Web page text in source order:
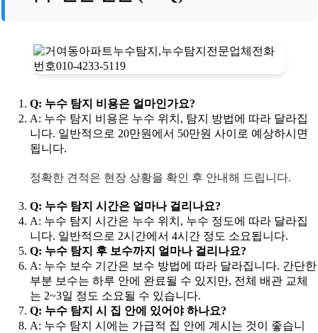
Q: 누수 탐지 비용은 얼마인가요?
A: 누수 탐지 비용은 누수 위치, 탐지 방법에 따라 달라집
니다. 일반적으로 20만원에서 50만원 사이로 예상하시면
됩니다.
정확한 견적은 현장 상황을 확인 후 안내해 드립니다.
Q: 누수 탐지 시간은 얼마나 걸리나요?
A: 누수 탐지 시간은 누수 위치, 누수 정도에 따라 달라집
니다. 일반적으로 2시간에서 4시간 정도 소요됩니다.
Q: 누수 탐지 후 보수까지 얼마나 걸리나요?
A: 누수 보수 기간은 보수 방법에 따라 달라집니다. 간단한
부분 보수는 하루 안에 완료될 수 있지만, 전체 배관 교체
는 2~3일 정도 소요될 수 있습니다.
Q: 누수 탐지 시 집 안에 있어야 하나요?
A: 누수 탐지 시에는 가급적 집 안에 계시는 것이 좋습니